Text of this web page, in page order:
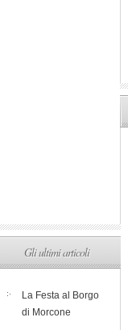
Gli ultimi articoli
La Festa al Borgo
di Morcone